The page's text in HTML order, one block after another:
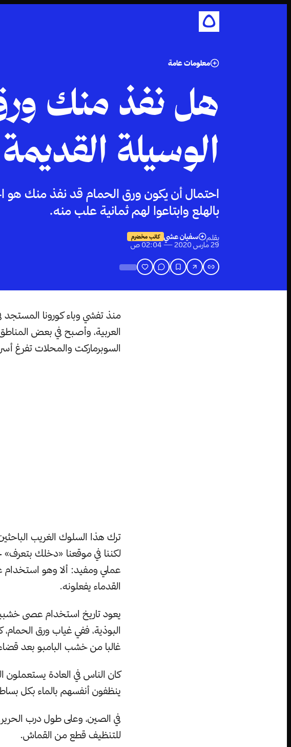
معلومات عامة
هل نفذ منك
الوسيلة القديمة
احتمال أن يكون ورق الحمام قد نفذ منك هو
بالهلع وابتاعوا لهم ثمانية علب منه.
بقلم سفيان عشي كاتب مخضرم
29 مارس 2020 — 02:04 ص
منذ تفشي وباء كورونا المستجد
العربية، وأصبح في بعض
السوبرماركت والمحلات تفرغ
ترك هذا السلوك الغريب
لكننا في موقعنا «دخلك بتعرف»
عملي ومفيد: ألا وهو استخدام
القدماء يفعلونه.
يعود تاريخ استخدام عصى
البوذية، ففي غياب ورق
غالبا من خشب البامبو بعد
كان الناس في العادة يستعملون
ينظفون أنفسهم بالماء بكل
في الصين، وعلى طول درب
للتنظيف قطع من القماش.